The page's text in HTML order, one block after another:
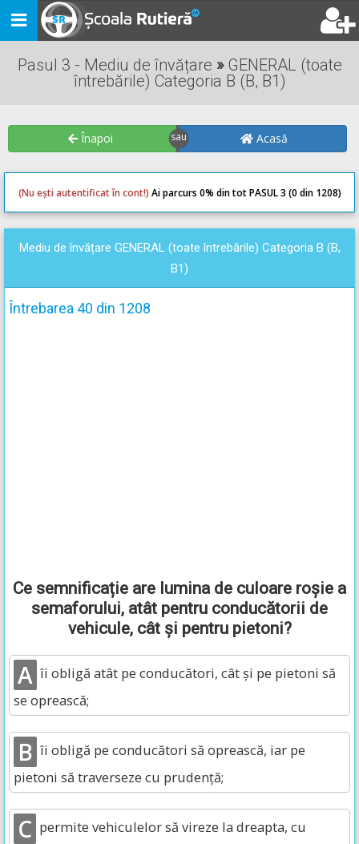
Toggle
navigation
Pasul 3 - Mediu de învățare »GENERAL (toate
întrebările) Categoria B (B, B1)
Înapoi Acasă
(Nu ești autentificat în cont!) Ai parcurs 0% din tot PASUL 3 (0 din 1208)
0
Mediu de învățare GENERAL (toate întrebările) Categoria B (B,
B1)
Întrebarea 40 din 1208
Ce semnificație are lumina de culoare roșie a
semaforului, atât pentru conducătorii de
vehicule, cât și pentru pietoni?
A îi obligă atât pe conducători, cât și pe pietoni să
se oprească;
B îi obligă pe conducători să oprească, iar pe
pietoni să traverseze cu prudență;
C permite vehiculelor să vireze la dreapta, cu